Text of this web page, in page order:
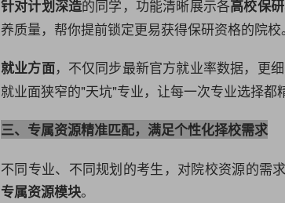
针对计划深造的同学，功能清晰展示各高校保
养质量，帮你提前锁定更易获得保研资格的院校。
就业方面，不仅同步最新官方就业率数据，更
就业面狭窄的"天坑"专业，让每一次专业选择都
三、专属资源精准匹配，满足个性化择校需求
不同专业、不同规划的考生，对院校资源的需
专属资源模块。